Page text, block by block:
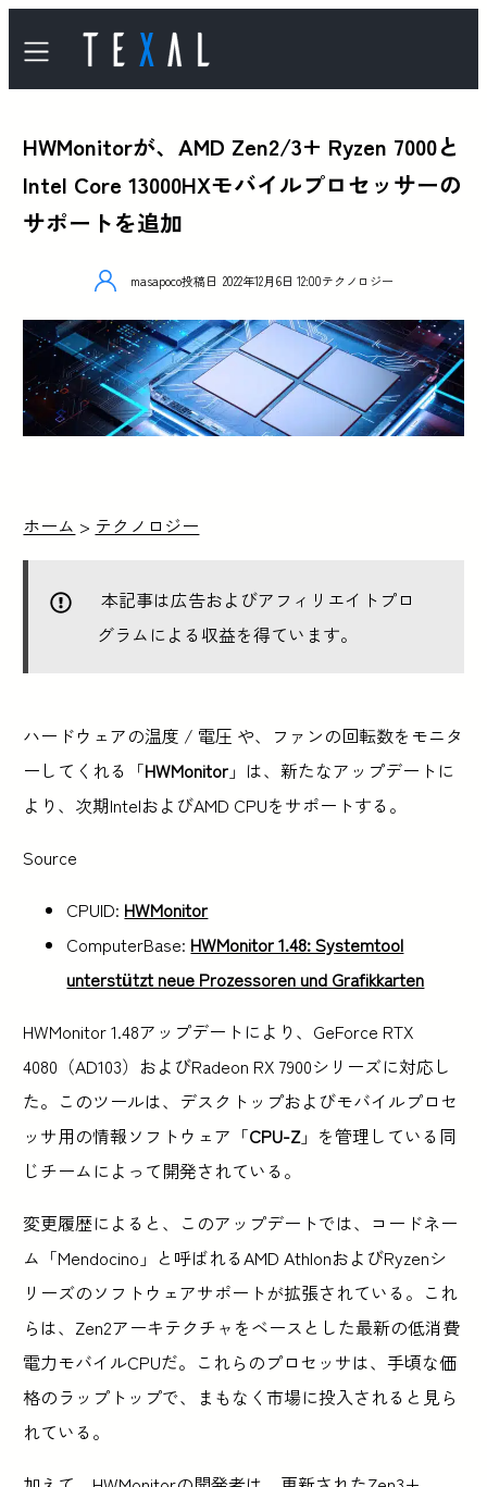
HWMonitorが、AMD Zen2/3+ Ryzen 7000と
Intel Core 13000HXモバイルプロセッサーの
サポートを追加
masapoco投稿日 2022年12月6日 12:00テクノロジー
ホーム > テクノロジー
本記事は広告およびアフィリエイトプロ
グラムによる収益を得ています。
ハードウェアの温度 / 電圧 や、ファンの回転数をモニタ
ーしてくれる「HWMonitor 」は、新たなアップデートに
より、次期IntelおよびAMD CPUをサポートする。
Source
CPUID: HWMonitor
ComputerBase: HWMonitor 1.48: Systemtool
unterstützt neue Prozessoren und Grafikkarten
HWMonitor 1.48アップデートにより、GeForce RTX
4080（AD103）およびRadeon RX 7900シリーズに対応し
た。このツールは、デスクトップおよびモバイルプロセ
ッサ用の情報ソフトウェア「CPU-Z」を管理している同
じチームによって開発されている。
変更履歴によると、このアップデートでは、コードネー
ム「Mendocino」と呼ばれるAMD AthlonおよびRyzenシ
リーズのソフトウェアサポートが拡張されている。これ
らは、Zen2アーキテクチャをベースとした最新の低消費
電力モバイルCPUだ。これらのプロセッサは、手頃な価
格のラップトップで、まもなく市場に投入されると見ら
れている。